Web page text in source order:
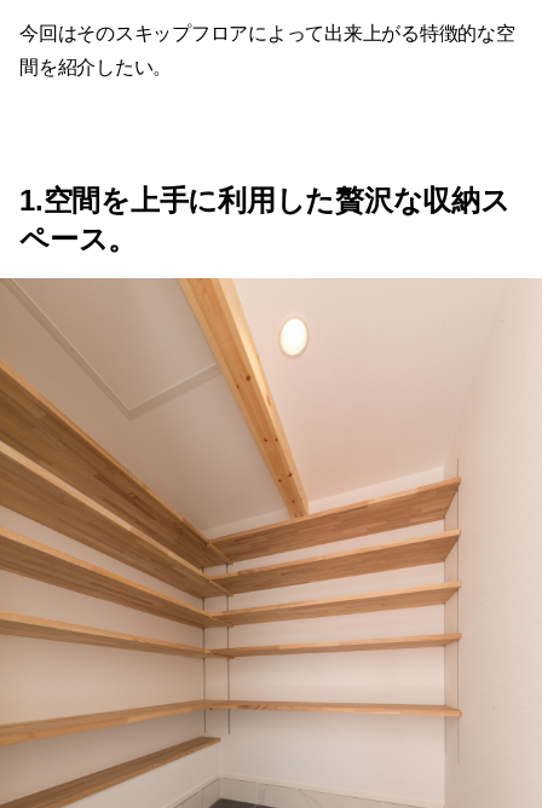
今回はそのスキップフロアによって出来上がる特徴的な空
間を紹介したい。
1.空間を上手に利用した贅沢な収納ス
ペース。